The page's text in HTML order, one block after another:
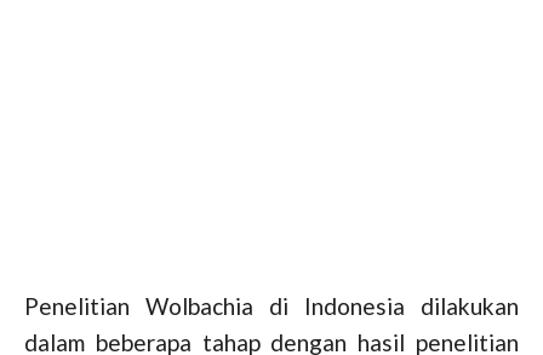
Penelitian Wolbachia di Indonesia dilakukan
dalam beberapa tahap dengan hasil penelitian